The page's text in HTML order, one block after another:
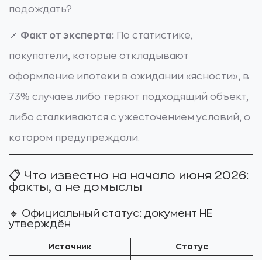
подождать?
📌 Факт от эксперта: По статистике,
покупатели, которые откладывают
оформление ипотеки в ожидании «ясности», в
73% случаев либо теряют подходящий объект,
либо сталкиваются с ужесточением условий, о
котором предупреждали.
📋 Что известно на начало июня 2026:
факты, а не домыслы
🔹 Официальный статус: документ НЕ
утверждён
Источник Статус